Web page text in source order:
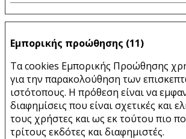
Εμπορικής προώθησης (11)
Τα cookies Εμπορικής Προώθησης
για την παρακολούθηση των
ιστότοπους. Η πρόθεση είναι να
διαφημίσεις που είναι σχετικές και
τους χρήστες και ως εκ τούτου πιο
τρίτους εκδότες και διαφημιστές.